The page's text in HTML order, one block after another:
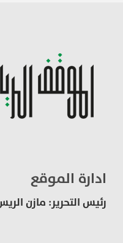
ادارة الموقع
رئيس التحرير: مازن الريس